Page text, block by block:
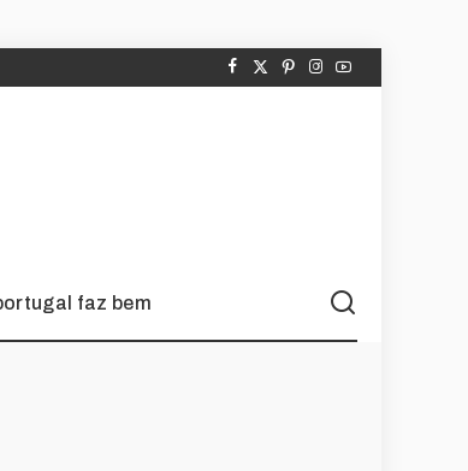
faz bem